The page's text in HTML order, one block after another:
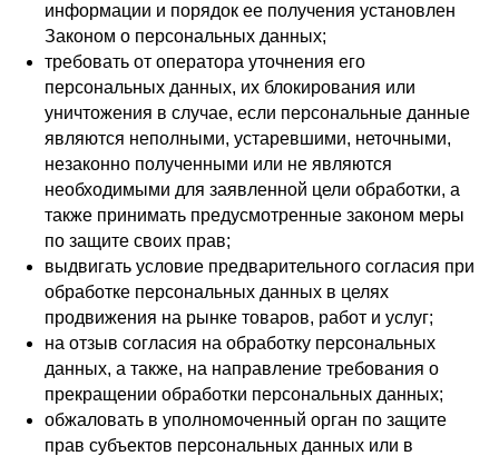
информации и порядок ее получения установлен
Законом о персональных данных;
требовать от оператора уточнения его
персональных данных, их блокирования или
уничтожения в случае, если персональные данные
являются неполными, устаревшими, неточными,
незаконно полученными или не являются
необходимыми для заявленной цели обработки, а
также принимать предусмотренные законом меры
по защите своих прав;
выдвигать условие предварительного согласия при
обработке персональных данных в целях
продвижения на рынке товаров, работ и услуг;
на отзыв согласия на обработку персональных
данных, а также, на направление требования о
прекращении обработки персональных данных;
обжаловать в уполномоченный орган по защите
прав субъектов персональных данных или в